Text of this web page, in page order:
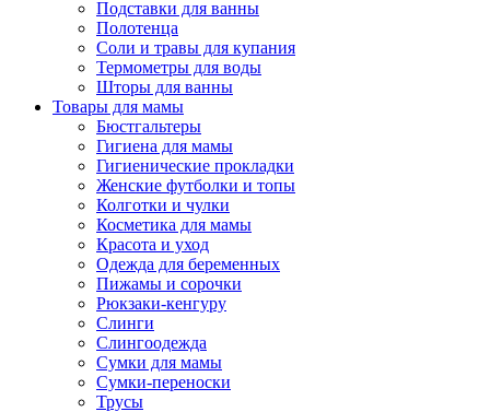
Подставки для ванны
Полотенца
Соли и травы для купания
Термометры для воды
Шторы для ванны
Товары для мамы
Бюстгальтеры
Гигиена для мамы
Гигиенические прокладки
Женские футболки и топы
Колготки и чулки
Косметика для мамы
Красота и уход
Одежда для беременных
Пижамы и сорочки
Рюкзаки-кенгуру
Слинги
Слингоодежда
Сумки для мамы
Сумки-переноски
Трусы